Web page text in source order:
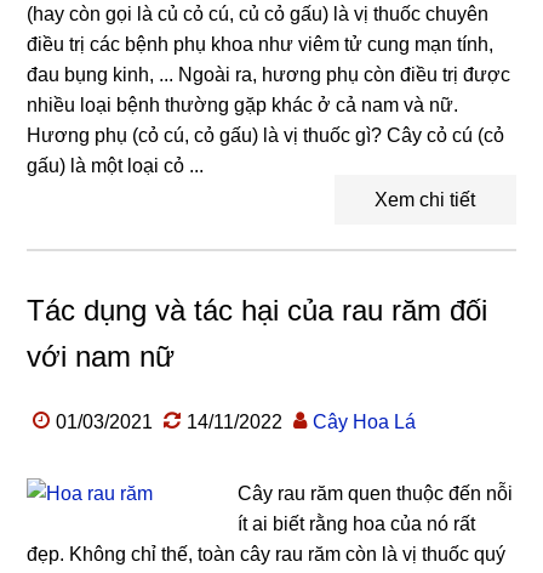
(hay còn gọi là củ cỏ cú, củ cỏ gấu) là vị thuốc chuyên
điều trị các bệnh phụ khoa như viêm tử cung mạn tính,
đau bụng kinh, ... Ngoài ra, hương phụ còn điều trị được
nhiều loại bệnh thường gặp khác ở cả nam và nữ.
Hương phụ (cỏ cú, cỏ gấu) là vị thuốc gì? Cây cỏ cú (cỏ
gấu) là một loại cỏ ...
Xem chi tiết
Tác dụng và tác hại của rau răm đối
với nam nữ
01/03/2021 14/11/2022 Cây Hoa Lá
Cây rau răm quen thuộc đến nỗi
ít ai biết rằng hoa của nó rất
đẹp. Không chỉ thế, toàn cây rau răm còn là vị thuốc quý